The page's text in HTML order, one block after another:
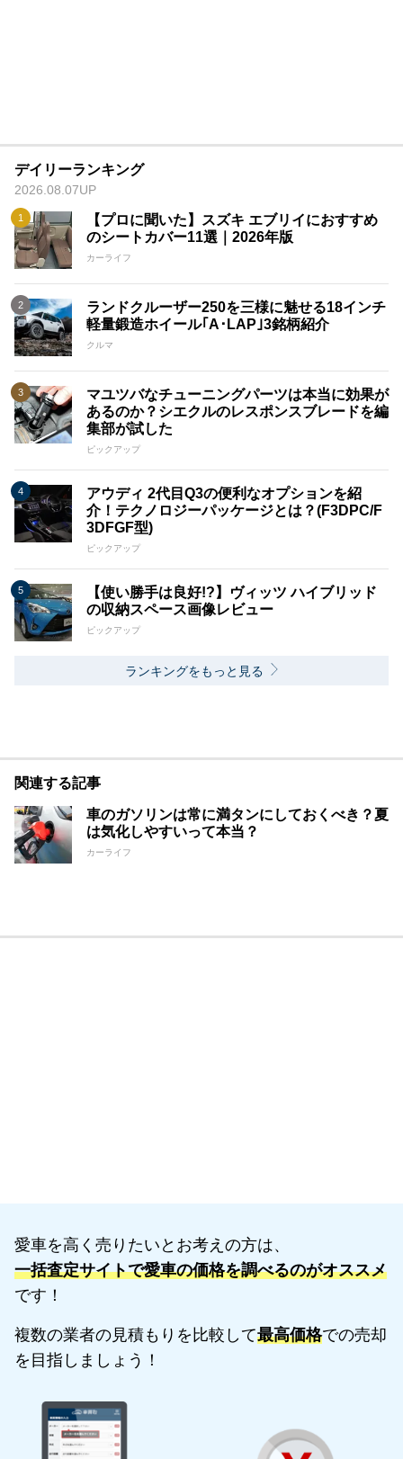
デイリーランキング
2026.08.07UP
【プロに聞いた】スズキ エブリイにおすすめ
のシートカバー11選｜2026年版
カーライフ
ランドクルーザー250を三様に魅せる18インチ
軽量鍛造ホイール｢A･LAP｣3銘柄紹介
クルマ
マユツバなチューニングパーツは本当に効果が
あるのか？シエクルのレスポンスブレードを編
集部が試した
ピックアップ
アウディ 2代目Q3の便利なオプションを紹
介！テクノロジーパッケージとは？(F3DPC/F
3DFGF型)
ピックアップ
【使い勝手は良好!?】ヴィッツ ハイブリッド
の収納スペース画像レビュー
ピックアップ
ランキングをもっと見る
関連する記事
車のガソリンは常に満タンにしておくべき？夏
は気化しやすいって本当？
カーライフ
愛車を高く売りたいとお考えの方は、
一括査定サイトで愛車の価格を調べるのがオススメ
です！
複数の業者の見積もりを比較して最高価格での売却
を目指しましょう！